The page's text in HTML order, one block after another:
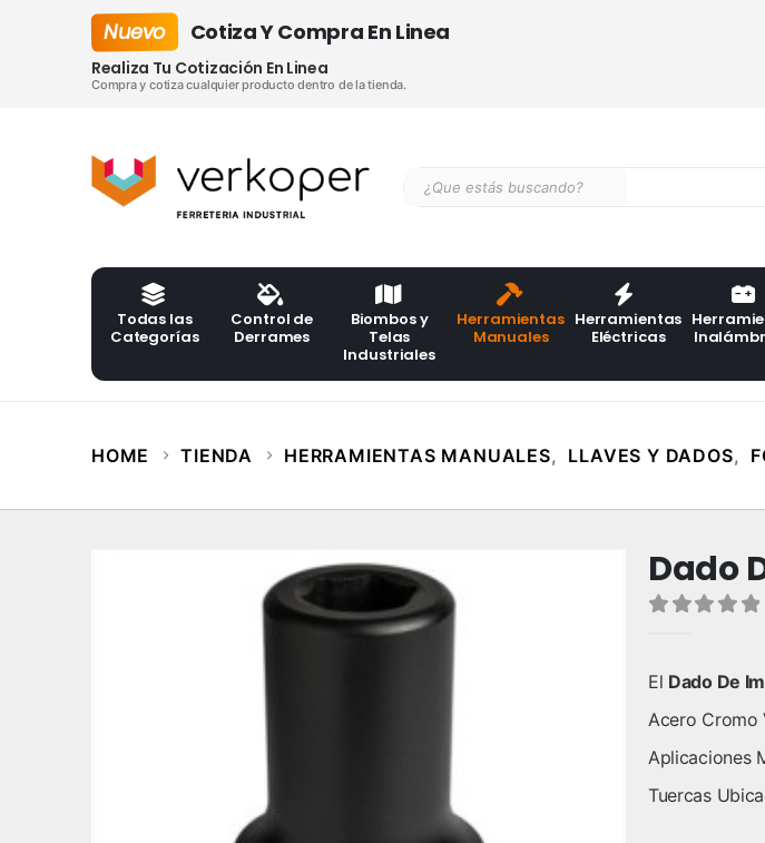
Nuevo Cotiza Y Compra En Linea
Realiza Tu Cotización En Linea
Compra y cotiza cualquier producto dentro de la tienda.
Todas las
Categorías
Control de
Derrames
Biombos y
Telas
Industriales
Herramientas
Manuales
Herramientas
Eléctricas
HOME TIENDA HERRAMIENTAS MANUALES, LLAVES Y DADOS,
Dado
El Dado De
Acero Cromo
Aplicaciones
Tuercas